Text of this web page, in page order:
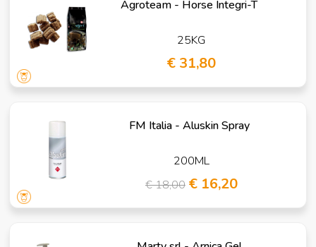
Agroteam - Horse Integri-T
25KG
€ 31,80
FM Italia - Aluskin Spray
200ML
€ 18,00 € 16,20